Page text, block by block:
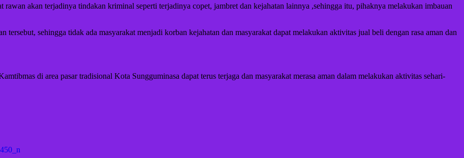
rawan akan terjadinya tindakan kriminal seperti terjadinya copet, jambret dan kejahatan lainnya ,sehingga itu, pihaknya melakukan imbauan
sehingga tidak ada masyarakat menjadi korban kejahatan dan masyarakat dapat melakukan aktivitas jual beli dengan rasa aman dan
di area pasar tradisional Kota Sungguminasa dapat terus terjaga dan masyarakat merasa aman dalam melakukan aktivitas sehari-